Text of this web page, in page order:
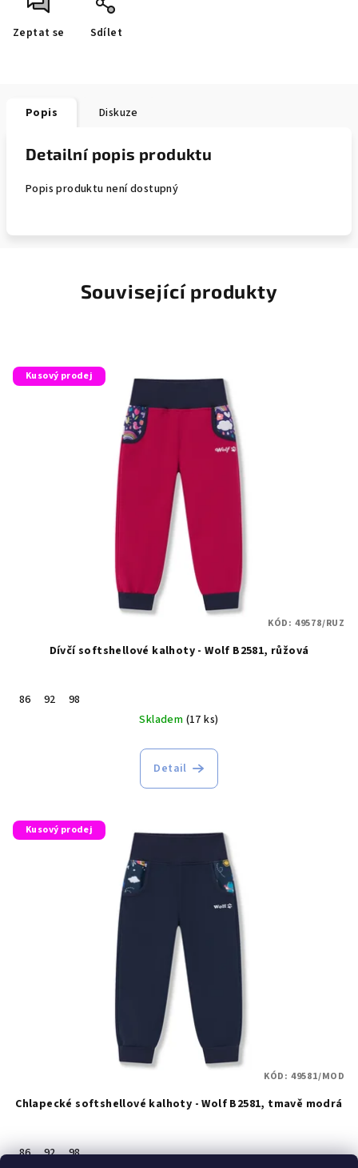
Zeptat se Sdílet
Popis Diskuze
Detailní popis produktu
Popis produktu není dostupný
Související produkty
Kusový prodej
Dívčí softshellové kalhoty - Wolf B2581, růžová
86 92
98
Skladem (17 ks)
Detail
KÓD: 49578/RUZ
Kusový prodej
Chlapecké softshellové kalhoty - Wolf B2581, tmavě modrá
86 92
98
KÓD: 49581/MOD